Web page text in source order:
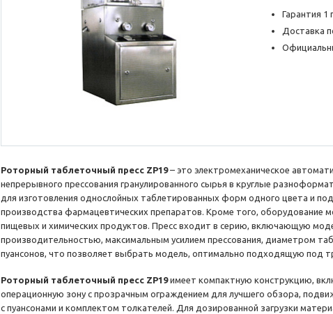
Гарантия 1
Доставка
Роторный таблеточный пресс ZP19– это электромеханическое
непрерывного прессования гранулированного сырья в круглые
для изготовления однослойных таблетированных форм одного цвета и
производства фармацевтических препаратов. Кроме того, оборудование
пищевых и химических продуктов. Пресс входит в серию, включающую
производительностью, максимальным усилием прессования, диаметром
пуансонов, что позволяет выбрать модель, оптимально подходящую под
Роторный таблеточный пресс ZP19имеет компактную конструкцию,
операционную зону с прозрачным ограждением для лучшего обзора,
с пуансонами и комплектом толкателей. Для дозированной загрузки